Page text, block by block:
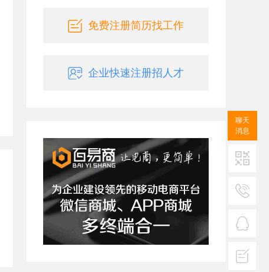
免费注册简历找工作
企业快速注册招人才
聊天
消息
二维码
热线
客服